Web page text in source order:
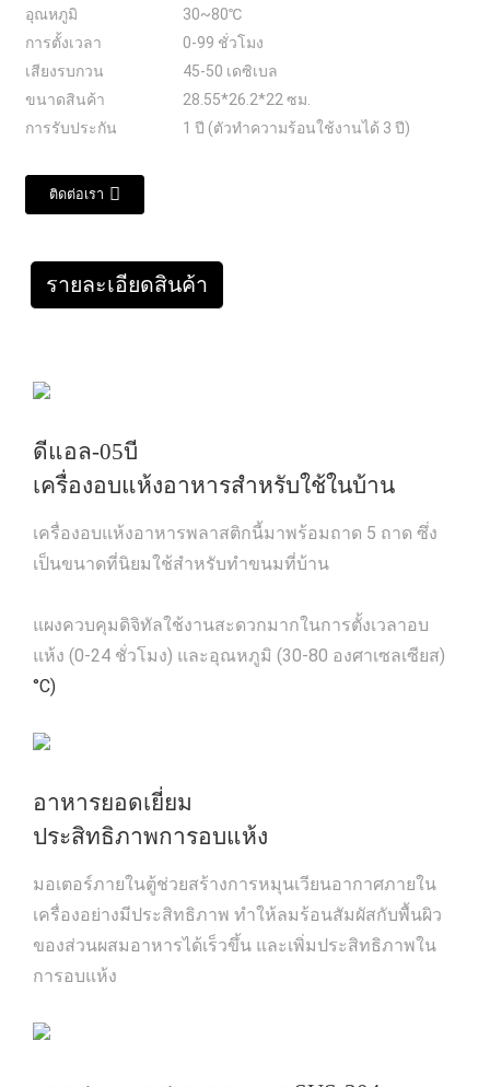
อุณหภูมิ
30~80℃
การตั้งเวลา
0-99 ชั่วโมง
เสียงรบกวน
45-50 เดซิเบล
ขนาดสินค้า
28.55*26.2*22 ซม.
การรับประกัน
1 ปี (ตัวทำความร้อนใช้งานได้ 3 ปี)
ติดต่อเรา
รายละเอียดสินค้า
ดีแอล-05บี
เครื่องอบแห้งอาหารสำหรับใช้ในบ้าน
เครื่องอบแห้งอาหารพลาสติกนี้มาพร้อมถาด 5 ถาด ซึ่ง
เป็นขนาดที่นิยมใช้สำหรับทำขนมที่บ้าน
แผงควบคุมดิจิทัลใช้งานสะดวกมากในการตั้งเวลาอบ
แห้ง (0-24 ชั่วโมง) และอุณหภูมิ (30-80 องศาเซลเซียส)
°C)
อาหารยอดเยี่ยม
ประสิทธิภาพการอบแห้ง
มอเตอร์ภายในตู้ช่วยสร้างการหมุนเวียนอากาศภายใน
เครื่องอย่างมีประสิทธิภาพ ทำให้ลมร้อนสัมผัสกับพื้นผิว
ของส่วนผสมอาหารได้เร็วขึ้น และเพิ่มประสิทธิภาพใน
การอบแห้ง